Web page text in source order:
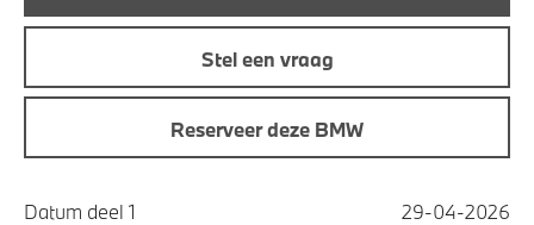
Stel een vraag
Reserveer deze BMW
Datum deel 1 29-04-2026